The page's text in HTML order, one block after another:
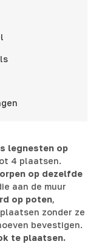
legnesten op
4 plaatsen.
op dezelfde
aan de muur
op poten,
zonder ze
bevestigen.
te plaatsen.